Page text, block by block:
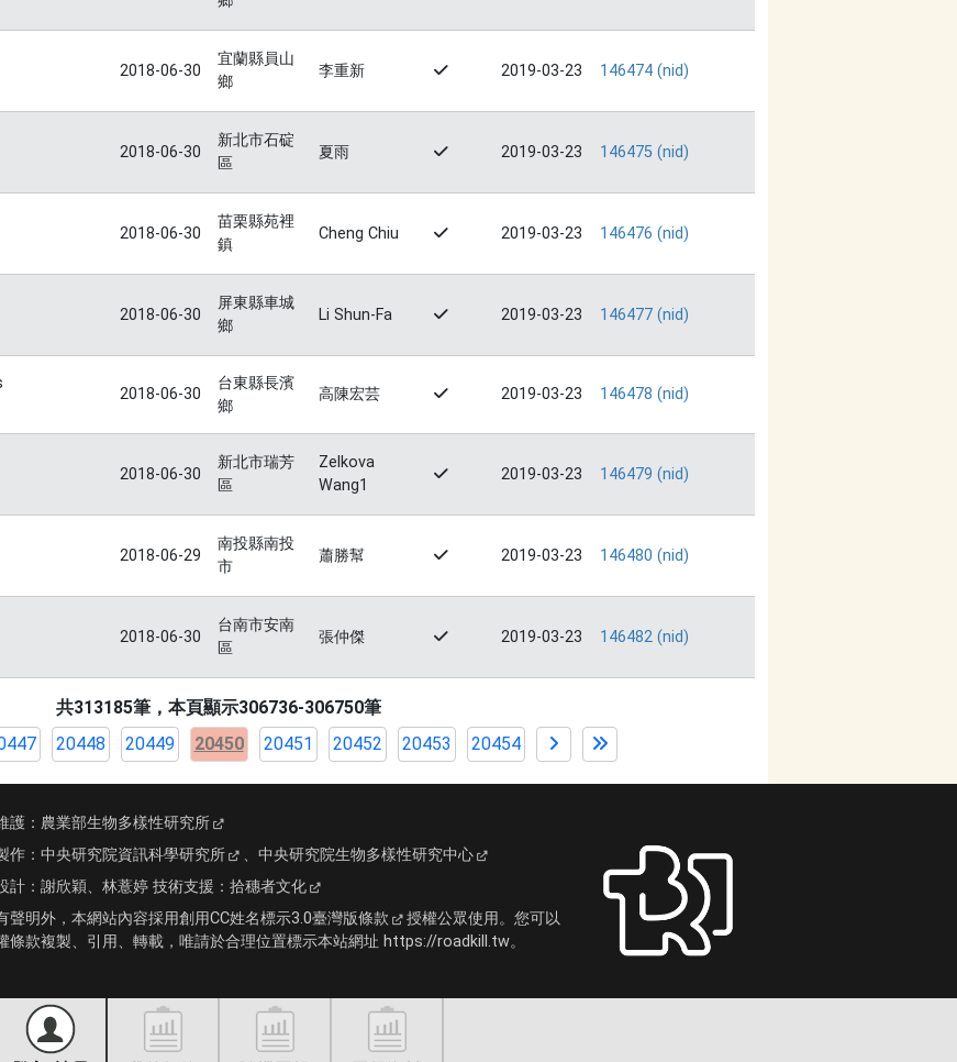
2018-06-30
宜蘭縣員山
鄉
李重新 2019-03-23 146474 (nid)
2018-06-30
新北市石碇
區
夏雨 2019-03-23 146475 (nid)
2018-06-30
苗栗縣苑裡
鎮
Cheng Chiu 2019-03-23 146476 (nid)
2018-06-30
屏東縣車城
鄉
Li Shun-Fa 2019-03-23 146477 (nid)
2018-06-30
台東縣長濱
鄉
高陳宏芸 2019-03-23 146478 (nid)
2018-06-30
新北市瑞芳
區
Zelkova
Wang1
2019-03-23 146479 (nid)
2018-06-29
南投縣南投
市
蕭勝幫 2019-03-23 146480 (nid)
2018-06-30
台南市安南
區
張仲傑 2019-03-23 146482 (nid)
共313185筆，本頁顯示306736-306750筆
20448 20449 20450 20451 20452 20453 20454
護： 農業部生物多樣性研究所
作： 中央研究院資訊科學研究所 、 中央研究院生物多樣性研究中心
計： 謝欣穎、林薏婷 技術支援： 拾穗者文化
聲明外，本網站內容採用創用CC姓名標示3.0臺灣版條款
授權公眾使用。您可以
條款複製、引用、轉載，唯請於合理位置標示本站網址 https://roadkill.tw。